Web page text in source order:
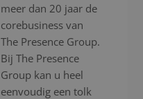
meer dan 20 jaar de
corebusiness van
The Presence Group.
Bij The Presence
Group kan u heel
eenvoudig een tolk